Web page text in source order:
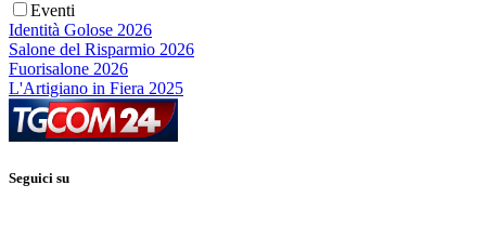
Eventi
Identità Golose 2026
Salone del Risparmio 2026
Fuorisalone 2026
L'Artigiano in Fiera 2025
Seguici su